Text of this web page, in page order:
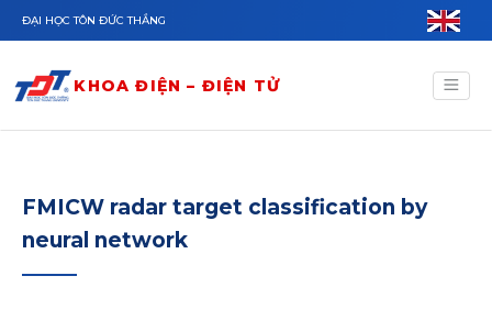
Nhảy đến nội dung
ĐẠI HỌC TÔN ĐỨC THẮNG
KHOA ĐIỆN – ĐIỆN TỬ
FMICW radar target classification by
neural network